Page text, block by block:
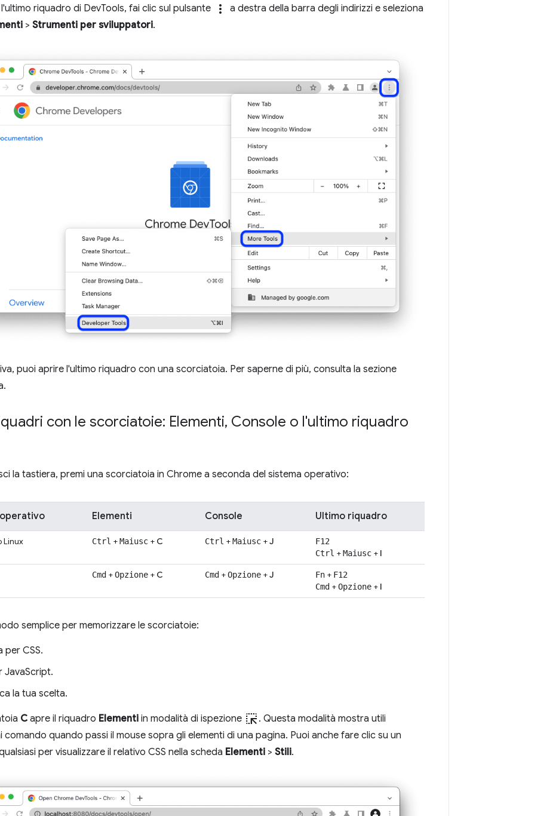
riquadro di DevTools, fai clic sul pulsante more_vert
a destra della barra degli indirizzi e seleziona
> Strumenti per sviluppatori.
puoi aprire l'ultimo riquadro con una scorciatoia. Per saperne di più, consulta la sezione
con le scorciatoie: Elementi, Console o l'ultimo riquadro
la tastiera, premi una scorciatoia in Chrome a seconda del sistema operativo:
Elementi Console Ultimo riquadro
Linux Ctrl +Maiusc + C Ctrl +Maiusc +J
F12
Ctrl +Maiusc + I
Cmd +Opzione + C Cmd +Opzione +J Fn + F12
Cmd +Opzione + I
semplice per memorizzare le scorciatoie:
per CSS.
JavaScript.
la tua scelta.
C apre il riquadro Elementi in modalità di ispezione ink_selection . Questa modalità mostra utili
comando quando passi il mouse sopra gli elementi di una pagina. Puoi anche fare clic su un
per visualizzare il relativo CSS nella scheda Elementi > Stili.